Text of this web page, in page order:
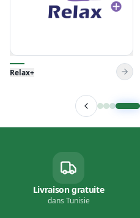
Tendresse+
Livraison gratuite
dans Tunisie